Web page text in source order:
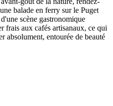
balade en ferry sur le Puget
scène gastronomique
frais aux cafés artisanaux, ce qui
absolument, entourée de beauté